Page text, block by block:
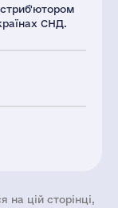
СНД.
на цій сторінці,